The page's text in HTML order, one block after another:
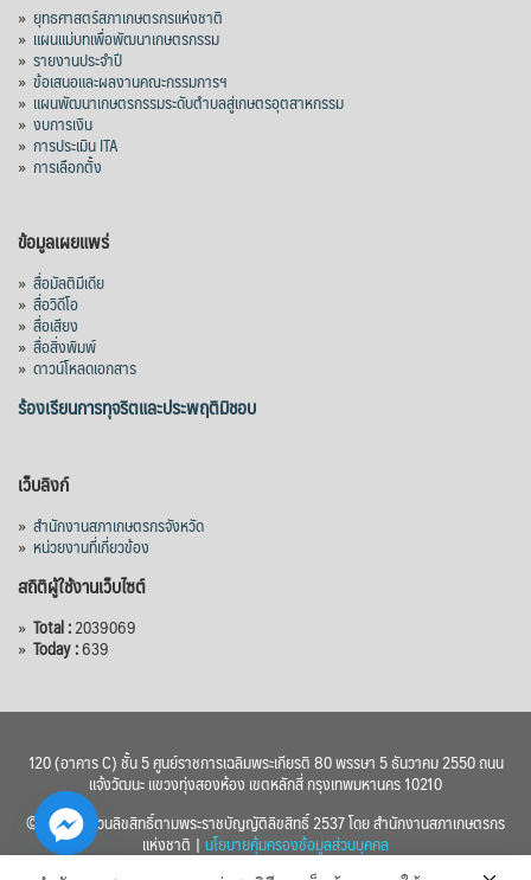
» ยุทธศาสตร์สภาเกษตรกรแห่งชาติ
» แผนแม่บทเพื่อพัฒนาเกษตรกรรม
» รายงานประจำปี
» ข้อเสนอและผลงานคณะกรรมการฯ
» แผนพัฒนาเกษตรกรรมระดับตำบลสู่เกษตรอุตสาหกรรม
» งบการเงิน
» การประเมิน ITA
» การเลือกตั้ง
ข้อมูลเผยแพร่
» สื่อมัลติมีเดีย
» สื่อวิดีโอ
» สื่อเสียง
» สื่อสิ่งพิมพ์
» ดาวน์โหลดเอกสาร
ร้องเรียนการทุจริตและประพฤติมิชอบ
เว็บลิงก์
» สำนักงานสภาเกษตรกรจังหวัด
» หน่วยงานที่เกี่ยวข้อง
สถิติผู้ใช้งานเว็บไซต์
» Total :2039069
» Today :639
120 (อาคาร C) ชั้น 5 ศูนย์ราชการเฉลิมพระเกียรติ 80 พรรษา 5 ธันวาคม 2550 ถนน
แจ้งวัฒนะ แขวงทุ่งสองห้อง เขตหลักสี่ กรุงเทพมหานคร 10210
© 2560 สงวนลิขสิทธิ์ตามพระราชบัญญัติลิขสิทธิ์ 2537 โดย สำนักงานสภาเกษตรกร
แห่งชาติ | นโยบายคุ้มครองข้อมูลส่วนบุคคล